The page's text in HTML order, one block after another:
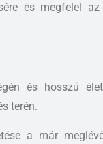
és megfelel
és hosszú
terén.
a már